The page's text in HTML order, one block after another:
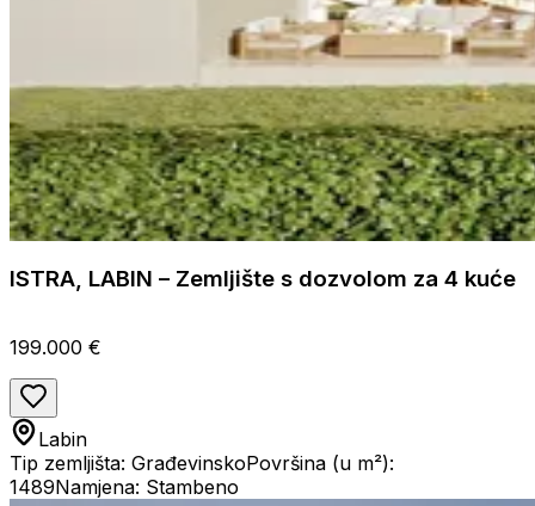
ISTRA, LABIN – Zemljište s dozvolom za 4 kuće
199.000 €
Labin
Tip zemljišta: GrađevinskoPovršina (u m²):
1489Namjena: Stambeno